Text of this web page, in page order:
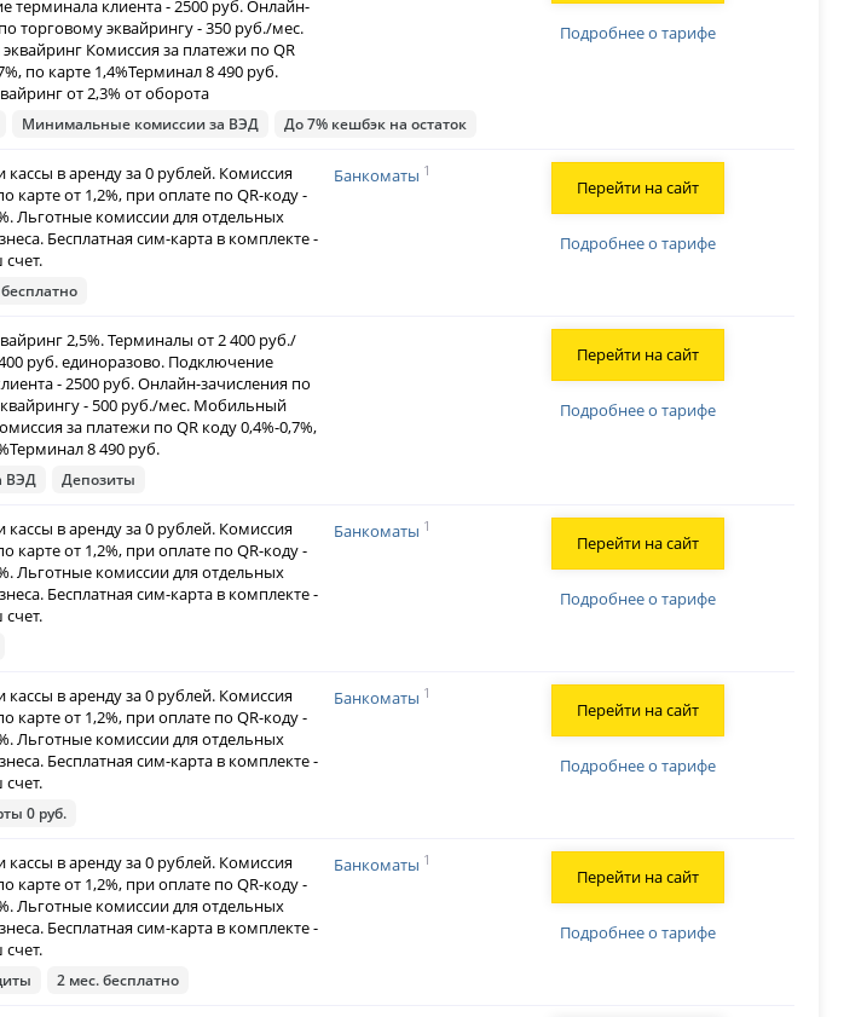
терминала клиента - 2500 руб. Онлайн-
торговому эквайрингу - 350 руб./мес.
Комиссия за платежи по QR
по карте 1,4%Терминал 8 490 руб.
от 2,3% от оборота
Подробнее о тарифе
Минимальные комиссии за ВЭД До 7% кешбэк на остаток
в аренду за 0 рублей. Комиссия
карте от 1,2%, при оплате по QR-коду -
Льготные комиссии для отдельных
Бесплатная сим-карта в комплекте -
счет.
Банкоматы 1
Подробнее о тарифе
Перейти на сайт
2,5%. Терминалы от 2 400 руб./
руб. единоразово. Подключение
- 2500 руб. Онлайн-зачисления по
- 500 руб./мес. Мобильный
за платежи по QR коду 0,4%-0,7%,
8 490 руб.
Подробнее о тарифе
Перейти на сайт
ВЭД Депозиты
в аренду за 0 рублей. Комиссия
карте от 1,2%, при оплате по QR-коду -
Льготные комиссии для отдельных
Бесплатная сим-карта в комплекте -
счет.
Банкоматы 1
Подробнее о тарифе
Перейти на сайт
в аренду за 0 рублей. Комиссия
карте от 1,2%, при оплате по QR-коду -
Льготные комиссии для отдельных
Бесплатная сим-карта в комплекте -
счет.
Банкоматы 1
Подробнее о тарифе
Перейти на сайт
0 руб.
в аренду за 0 рублей. Комиссия
карте от 1,2%, при оплате по QR-коду -
Льготные комиссии для отдельных
Бесплатная сим-карта в комплекте -
счет.
Банкоматы 1
Подробнее о тарифе
Перейти на сайт
2 мес. бесплатно